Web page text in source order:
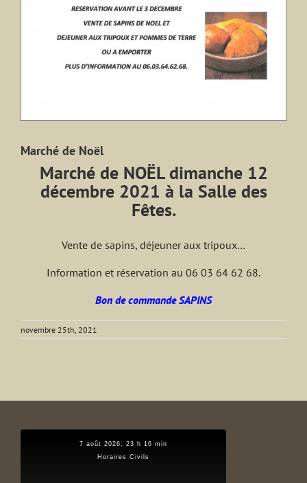
Marché de Noël
Marché de NOËL dimanche 12
décembre 2021 à la Salle des
Fêtes.
Vente de sapins, déjeuner aux tripoux…
Information et réservation au 06 03 64 62 68.
Bon de commande SAPINS
novembre 25th, 2021
7 août 2026, 23 h 16 min
Horaires Civils